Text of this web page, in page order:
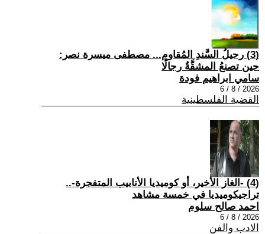
(3) رحيلُ السَّندِ المُقاوم... مصطفى ميسرة نصر:
حين تصنعُ المشقَّةُ رجالًا
سامي ابراهيم فودة
2026 / 8 / 6
القضية الفلسطينية
(4) -الغاز الأخير، أو كوميديا الأنابيب المتفجرة-..
تراجيكوميديا في خمسة مشاهد
احمد صالح سلوم
2026 / 8 / 6
الادب والفن